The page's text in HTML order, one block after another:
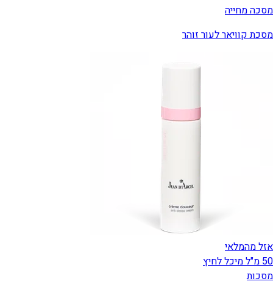
מסכה מחייה
מסכת קוויאר לעור זוהר
אזל מהמלאי
50 מ"ל מיכל לחיץ
מסכות